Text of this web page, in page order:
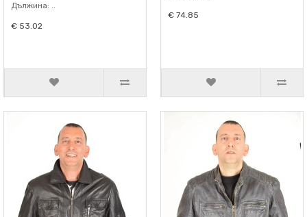
Дължина: ..
€ 53.02
€ 74.85